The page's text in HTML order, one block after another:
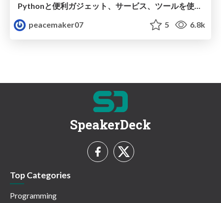
Pythonと便利ガジェット、サービス、ツールを使ってセンシング〜見える化してみよう
peacemaker07
5 6.8k
SpeakerDeck
Top Categories
Programming